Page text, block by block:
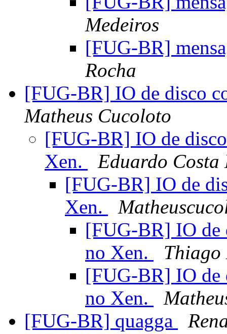
Medeiros
[FUG-BR]
Rocha
[FUG-BR] IO de disco
Matheus Cucoloto
[FUG-BR] IO de
Xen.
Eduardo Costa
[FUG-BR] IO de
Xen.
[FUG-BR] IO de
no Xen.
Thiago
[FUG-BR] IO de
no Xen.
[FUG-BR] quagga